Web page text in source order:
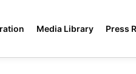
Media Library Press